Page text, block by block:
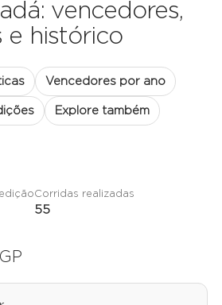
vencedores,
e histórico
Vencedores por ano
Explore também
Corridas realizadas
55